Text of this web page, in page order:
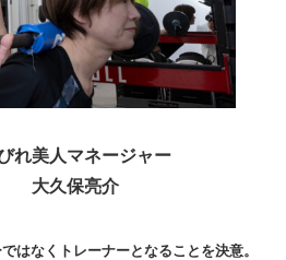
れ美人マネージャー
大久保亮介
はなくトレーナーとなることを決意。